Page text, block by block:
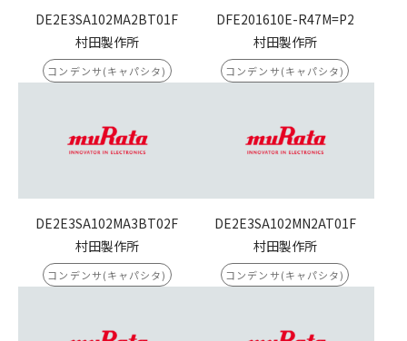
DE2E3SA102MA2BT01F
村田製作所
コンデンサ(キャパシタ)
DFE201610E-R47M=P2
村田製作所
コンデンサ(キャパシタ)
DE2E3SA102MA3BT02F
村田製作所
コンデンサ(キャパシタ)
DE2E3SA102MN2AT01F
村田製作所
コンデンサ(キャパシタ)